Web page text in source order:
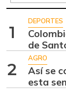
07/25/2026
07/25/2026
1
DEPORTES
de
2
AGRO
Así se
esta